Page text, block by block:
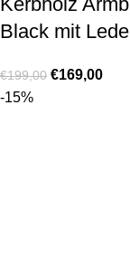
Black mit
€199,00 €169,00
-15%